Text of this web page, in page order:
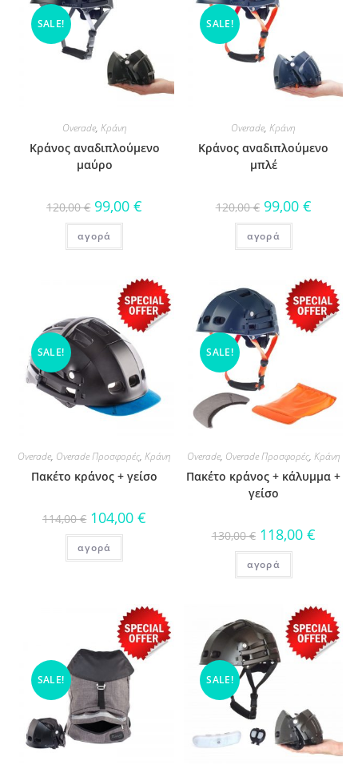
SALE!
Overade, Κράνη
Κράνος αναδιπλούμενο
μαύρο
120,00€ 99,00€
αγορά
SALE!
Overade,Κράνη
Κράνος αναδιπλούμενο
μπλέ
120,00€ 99,00 €
αγορά
SALE!
Overade, Overade Προσφορές,Κράνη
Πακέτο κράνος + γείσο
114,00€ 104,00€
αγορά
SALE!
Overade, Overade Προσφορές, Κράνη
Πακέτο κράνος + κάλυμμα +
γείσο
130,00€ 118,00 €
αγορά
SALE! SALE!